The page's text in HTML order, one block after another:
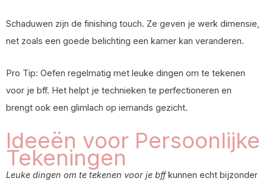
Schaduwen zijn de finishing touch. Ze geven je werk dimensie,
net zoals een goede belichting een kamer kan veranderen.
Pro Tip: Oefen regelmatig met leuke dingen om te tekenen
voor je bff. Het helpt je technieken te perfectioneren en
brengt ook een glimlach op iemands gezicht.
Ideeën voor Persoonlijke
Tekeningen
Leuke dingen om te tekenen voor je bffkunnen echt bijzonder